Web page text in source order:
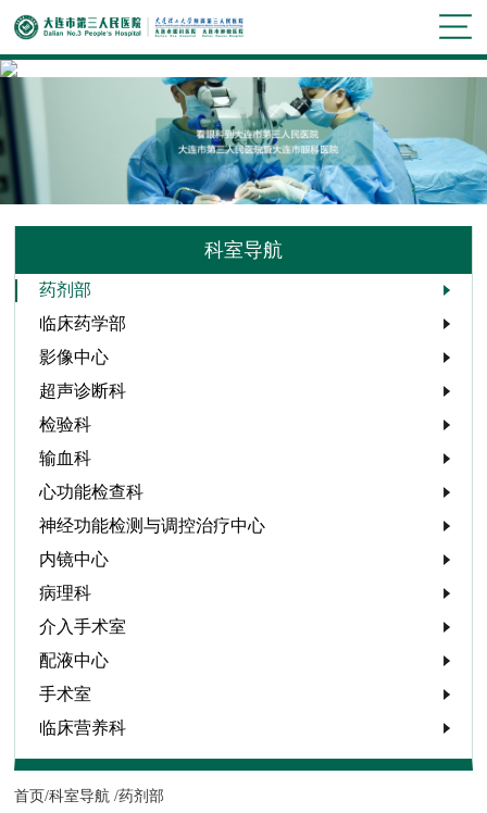
科室导航
药剂部
临床药学部
影像中心
超声诊断科
检验科
输血科
心功能检查科
神经功能检测与调控治疗中心
内镜中心
病理科
介入手术室
配液中心
手术室
临床营养科
首页/科室导航 /药剂部